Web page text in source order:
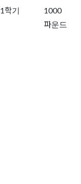
1학기
1000
파운드